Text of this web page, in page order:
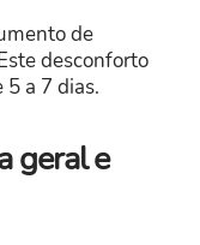
de
desconforto
a 7 dias.
geral e